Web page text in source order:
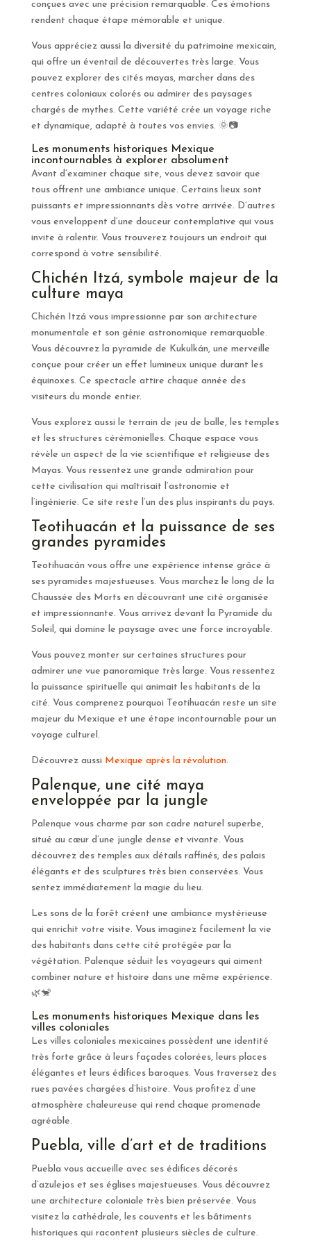
conçues avec une précision remarquable. Ces émotions
rendent chaque étape mémorable et unique.
Vous appréciez aussi la diversité du patrimoine mexicain,
qui offre un éventail de découvertes très large. Vous
pouvez explorer des cités mayas, marcher dans des
centres coloniaux colorés ou admirer des paysages
chargés de mythes. Cette variété crée un voyage riche
et dynamique, adapté à toutes vos envies. 🌞📷
Les monuments historiques Mexique
incontournables à explorer absolument
Avant d’examiner chaque site, vous devez savoir que
tous offrent une ambiance unique. Certains lieux sont
puissants et impressionnants dès votre arrivée. D’autres
vous enveloppent d’une douceur contemplative qui vous
invite à ralentir. Vous trouverez toujours un endroit qui
correspond à votre sensibilité.
Chichén Itzá, symbole majeur de la
culture maya
Chichén Itzá vous impressionne par son architecture
monumentale et son génie astronomique remarquable.
Vous découvrez la pyramide de Kukulkán, une merveille
conçue pour créer un effet lumineux unique durant les
équinoxes. Ce spectacle attire chaque année des
visiteurs du monde entier.
Vous explorez aussi le terrain de jeu de balle, les temples
et les structures cérémonielles. Chaque espace vous
révèle un aspect de la vie scientifique et religieuse des
Mayas. Vous ressentez une grande admiration pour
cette civilisation qui maîtrisait l’astronomie et
l’ingénierie. Ce site reste l’un des plus inspirants du pays.
Teotihuacán et la puissance de ses
grandes pyramides
Teotihuacán vous offre une expérience intense grâce à
ses pyramides majestueuses. Vous marchez le long de la
Chaussée des Morts en découvrant une cité organisée
et impressionnante. Vous arrivez devant la Pyramide du
Soleil, qui domine le paysage avec une force incroyable.
Vous pouvez monter sur certaines structures pour
admirer une vue panoramique très large. Vous ressentez
la puissance spirituelle qui animait les habitants de la
cité. Vous comprenez pourquoi Teotihuacán reste un site
majeur du Mexique et une étape incontournable pour un
voyage culturel.
Découvrez aussi Mexique après la révolution.
Palenque, une cité maya
enveloppée par la jungle
Palenque vous charme par son cadre naturel superbe,
situé au cœur d’une jungle dense et vivante. Vous
découvrez des temples aux détails raffinés, des palais
élégants et des sculptures très bien conservées. Vous
sentez immédiatement la magie du lieu.
Les sons de la forêt créent une ambiance mystérieuse
qui enrichit votre visite. Vous imaginez facilement la vie
des habitants dans cette cité protégée par la
végétation. Palenque séduit les voyageurs qui aiment
combiner nature et histoire dans une même expérience.
🌿🐒
Les monuments historiques Mexique dans les
villes coloniales
Les villes coloniales mexicaines possèdent une identité
très forte grâce à leurs façades colorées, leurs places
élégantes et leurs édifices baroques. Vous traversez des
rues pavées chargées d’histoire. Vous profitez d’une
atmosphère chaleureuse qui rend chaque promenade
agréable.
Puebla, ville d’art et de traditions
Puebla vous accueille avec ses édifices décorés
d’azulejos et ses églises majestueuses. Vous découvrez
une architecture coloniale très bien préservée. Vous
visitez la cathédrale, les couvents et les bâtiments
historiques qui racontent plusieurs siècles de culture.